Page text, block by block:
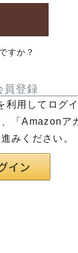
すか？
員登録
利用してログ
「Amazonア
みください。